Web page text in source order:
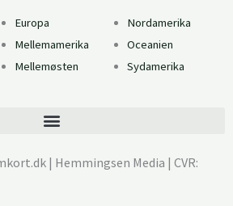
Europa
Mellemamerika
Mellemøsten
Nordamerika
Oceanien
Sydamerika
| Hemmingsen Media | CVR: